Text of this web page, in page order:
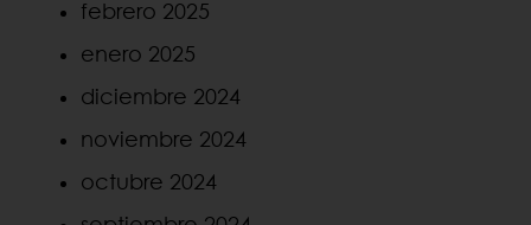
febrero 2025
enero 2025
diciembre 2024
noviembre 2024
octubre 2024